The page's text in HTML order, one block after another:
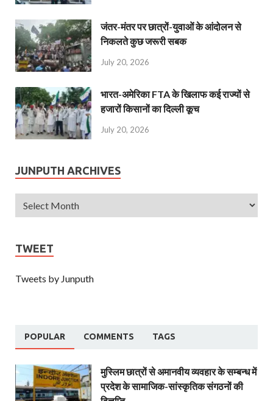
जंतर-मंतर पर छात्रों-युवाओं के आंदोलन से
निकलते कुछ जरूरी सबक
July 20, 2026
भारत-अमेरिका FTA के खिलाफ कई राज्यों से
हजारों किसानों का दिल्ली कूच
July 20, 2026
JUNPUTH ARCHIVES
TWEET
Tweets by Junputh
POPULAR COMMENTS TAGS
मुस्लिम छात्रों से अमानवीय व्यवहार के सम्बन्ध में
प्रदेश के सामाजिक-सांस्कृतिक संगठनों की